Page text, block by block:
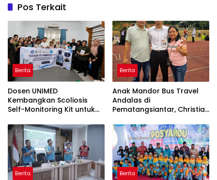
Pos Terkait
Berita
Dosen UNIMED
Kembangkan Scoliosis
Self-Monitoring Kit untuk
Mandiri Pasien Scoliosis
Berita
Anak Mandor Bus Travel
Andalas di
Pematangsiantar, Christian
AD 2026
Berita Berita